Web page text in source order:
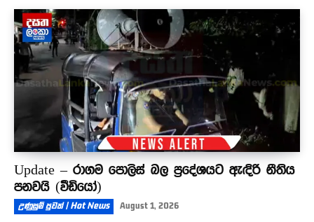
Update – රාගම පොලිස් බල ප්‍රදේශයට ඇඳිරි නීතිය
පනවයි (වීඩියෝ)
උණුසුම් පුවත් | Hot News August 1, 2026